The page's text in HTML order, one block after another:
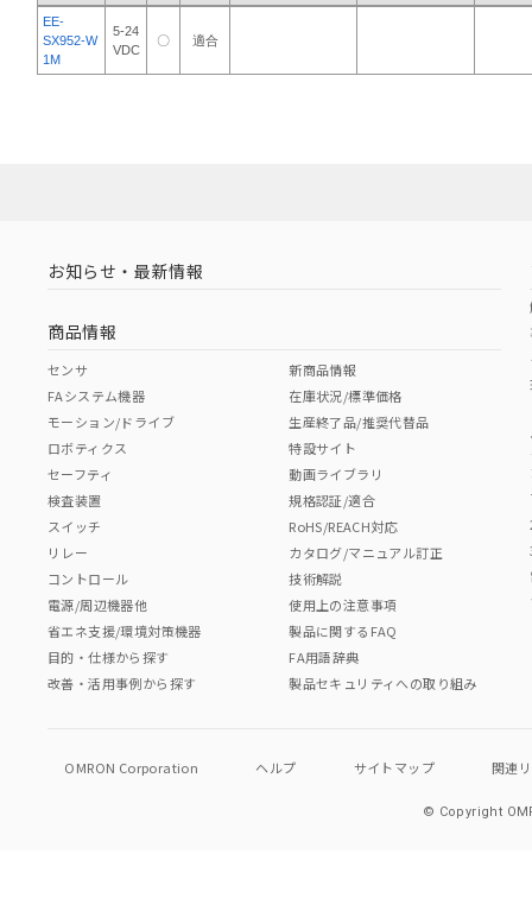
EE-
SX952-W
1M
5-24
VDC
〇 適合
お知らせ・最新情報
商品情報
センサ
FAシステム機器
モーション/ドライブ
ロボティクス
セーフティ
検査装置
スイッチ
リレー
コントロール
電源/周辺機器他
省エネ支援/環境対策機器
目的・仕様から探す
改善・活用事例から探す
新商品情報
在庫状況/標準価格
生産終了品/推奨代替品
特設サイト
動画ライブラリ
規格認証/適合
RoHS/REACH対応
カタログ/マニュアル訂正
技術解説
使用上の注意事項
製品に関するFAQ
FA用語辞典
製品セキュリティへの取り組み
OMRON Corporation ヘルプ サイトマップ 関連
© Copyright